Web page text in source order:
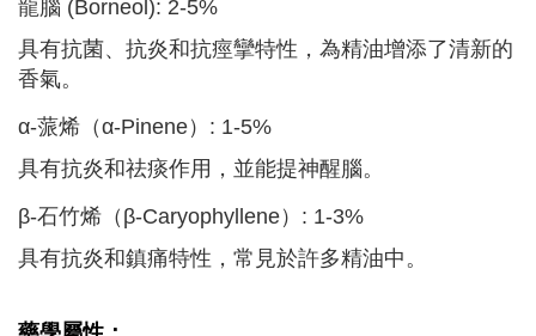
龍腦 (Borneol): 2-5%
具有抗菌、抗炎和抗痙攣特性，為精油增添了清新的
香氣。
α-蒎烯（α-Pinene）: 1-5%
具有抗炎和祛痰作用，並能提神醒腦。
β-石竹烯（β-Caryophyllene）: 1-3%
具有抗炎和鎮痛特性，常見於許多精油中。